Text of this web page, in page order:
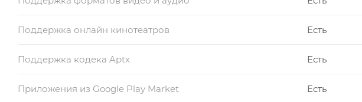
Поддержка онлайн кинотеатров Есть
Поддержка кодека Aptx Есть
Приложения из Google Play Market Есть